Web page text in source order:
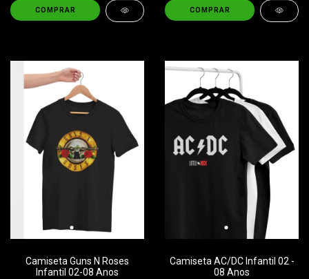
COMPRAR COMPRAR
Camiseta Guns N Roses
Infantil 02-08 Anos
Camiseta AC/DC Infantil 02 -
08 Anos